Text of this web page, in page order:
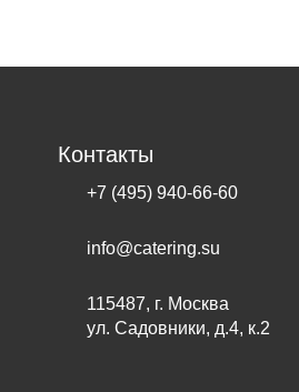
Контакты
+7 (495) 940-66-60
info@catering.su
115487, г. Москва
ул. Садовники, д.4, к.2